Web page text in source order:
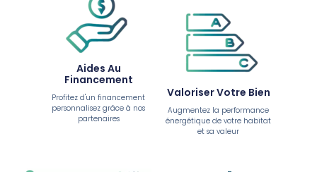
Aides Au
Financement
Profitez d'un financement
personnalisez grâce à nos
partenaires
Valoriser Votre Bien
Augmentez la performance
énergétique de votre habitat
et sa valeur